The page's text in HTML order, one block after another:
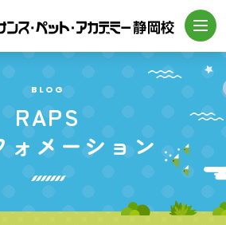
BLOG
RAPS
ォメーション